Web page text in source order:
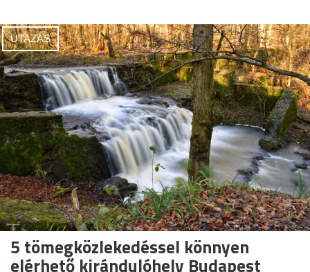
UTAZÁS
5 tömegközlekedéssel könnyen
elérhető kirándulóhely Budapest